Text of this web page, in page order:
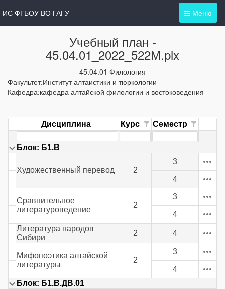
Меню
ИС ФГБОУ ВО ГАГУ
Учебный план -
45.04.01_2022_522М.plx
45.04.01 Филология
Факультет:Институт алтаистики и тюркологии
Кафедра:кафедра алтайской филологии и востоковедения
Дисциплина Курс Семестр
Блок: Б1.В
Художественный перевод 2
3
4
Сравнительное
литературоведение
2
3
4
Литература народов
Сибири
2 4
Мифопоэтика алтайской
литературы
2
3
4
Блок: Б1.В.ДВ.01